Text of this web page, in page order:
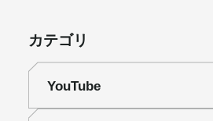
カテゴリ
YouTube